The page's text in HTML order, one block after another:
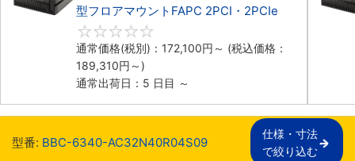
型フロアマウントFAPC 2PCI・2PCIe
通常価格(税別)： 172,100円 ～ (税込価格：
189,310円 ～)
通常出荷日：5 日目 ～
型番: BBC-6340-AC32N40R04S09
仕様・寸法
で絞り込む